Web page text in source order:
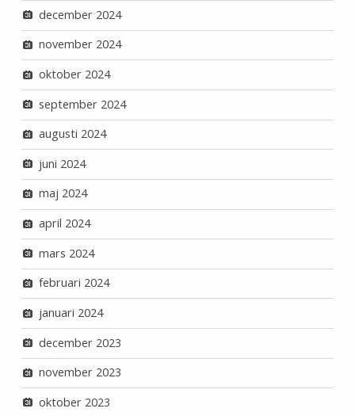
december 2024
november 2024
oktober 2024
september 2024
augusti 2024
juni 2024
maj 2024
april 2024
mars 2024
februari 2024
januari 2024
december 2023
november 2023
oktober 2023